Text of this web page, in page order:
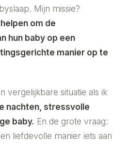
Mijn missie?
om de
hun baby op een
manier op te
vergelijkbare situatie als ik
nachten, stressvolle
baby. En de grote vraag:
liefdevolle manier iets aan